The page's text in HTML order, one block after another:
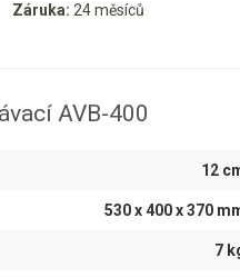
Záruka: 24 měsíců
AVB-400
12
530 x 400 x 370
7